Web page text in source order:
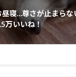
昼寝…尊さが止まら
万いいね！